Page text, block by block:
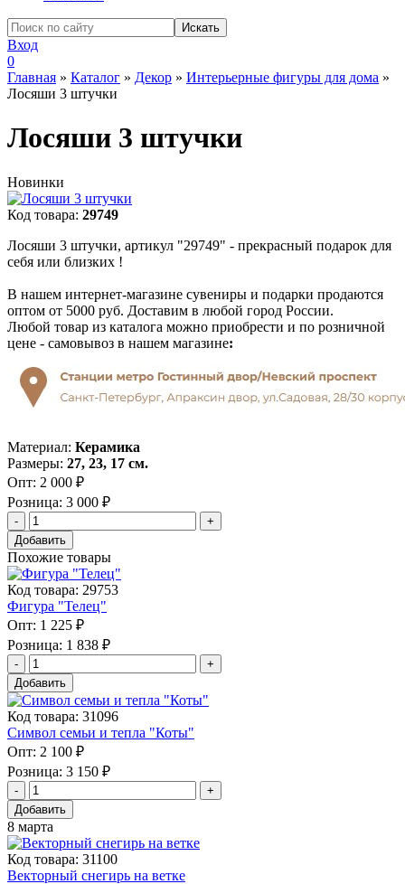
Вход
0
Главная » Каталог » Декор » Интерьерные фигуры для дома »
Лосяши 3 штучки
Лосяши 3 штучки
Новинки
Код товара: 29749
Лосяши 3 штучки, артикул "29749" - прекрасный подарок для
себя или близких !
В нашем интернет-магазине сувениры и подарки продаются
оптом от 5000 руб. Доставим в любой город России.
Любой товар из каталога можно приобрести и по розничной
цене - самовывоз в нашем магазине:
Материал: Керамика
Размеры: 27, 23, 17 см.
Опт: 2 000 ₽
Розница: 3 000 ₽
Добавить
Похожие товары
Код товара: 29753
Фигура "Телец"
Опт: 1 225 ₽
Розница: 1 838 ₽
Добавить
Код товара: 31096
Символ семьи и тепла "Коты"
Опт: 2 100 ₽
Розница: 3 150 ₽
Добавить
8 марта
Код товара: 31100
Векторный снегирь на ветке